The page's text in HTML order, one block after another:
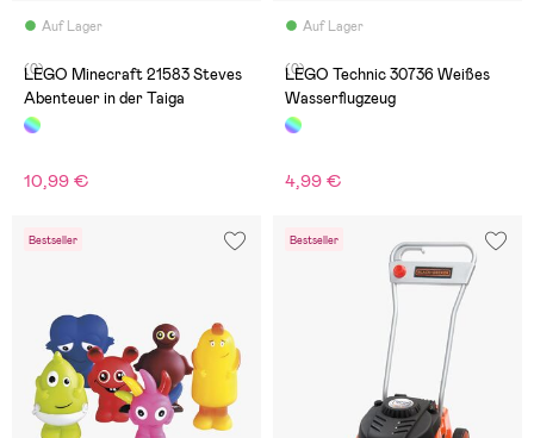
Auf Lager
(0)
LEGO Minecraft 21583 Steves
Abenteuer in der Taiga
10,99 €
Auf Lager
(0)
LEGO Technic 30736 Weißes
Wasserflugzeug
4,99 €
Bestseller Bestseller